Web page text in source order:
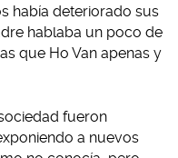
había deteriorado sus
hablaba un poco de
que Ho Van apenas y
fueron
a nuevos